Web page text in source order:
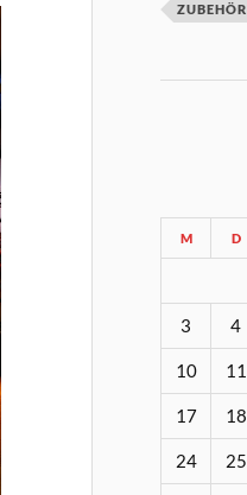
ZUBEHÖR
M D
3 4
10 11
17 18
24 25